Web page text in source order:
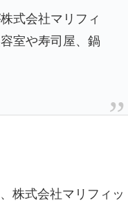
式会社マリフィ
室や寿司屋、鍋
株式会社マリフィッ